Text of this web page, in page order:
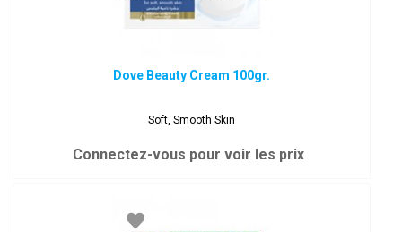
Dove Beauty Cream 100gr.
Soft, Smooth Skin
Connectez-vous pour voir les prix